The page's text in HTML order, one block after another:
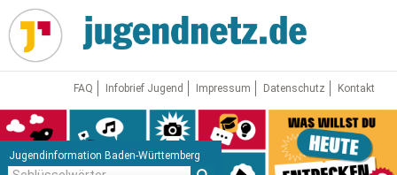
Direkt
zum
Inhalt
FAQ Infobrief Jugend Impressum Datenschutz Kontakt
Jugendinformation Baden-Württemberg